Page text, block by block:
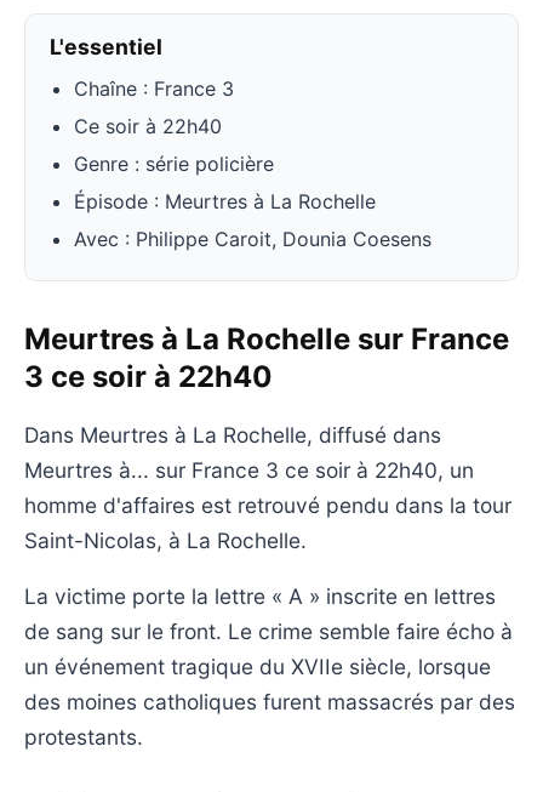
L'essentiel
Chaîne : France 3
Ce soir à 22h40
Genre : série policière
Épisode : Meurtres à La Rochelle
Avec : Philippe Caroit, Dounia Coesens
Meurtres à La Rochelle sur France
3 ce soir à 22h40
Dans Meurtres à La Rochelle, diffusé dans
Meurtres à... sur France 3 ce soir à 22h40, un
homme d'affaires est retrouvé pendu dans la tour
Saint-Nicolas, à La Rochelle.
La victime porte la lettre « A » inscrite en lettres
de sang sur le front. Le crime semble faire écho à
un événement tragique du XVIIe siècle, lorsque
des moines catholiques furent massacrés par des
protestants.